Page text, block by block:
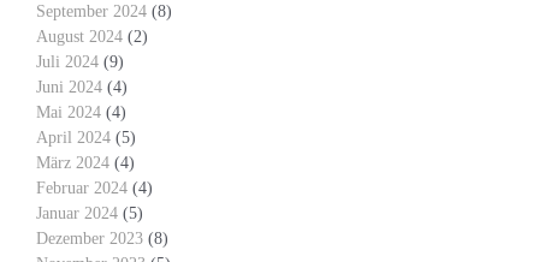
September 2024 (8)
August 2024 (2)
Juli 2024 (9)
Juni 2024 (4)
Mai 2024 (4)
April 2024 (5)
März 2024 (4)
Februar 2024 (4)
Januar 2024 (5)
Dezember 2023 (8)